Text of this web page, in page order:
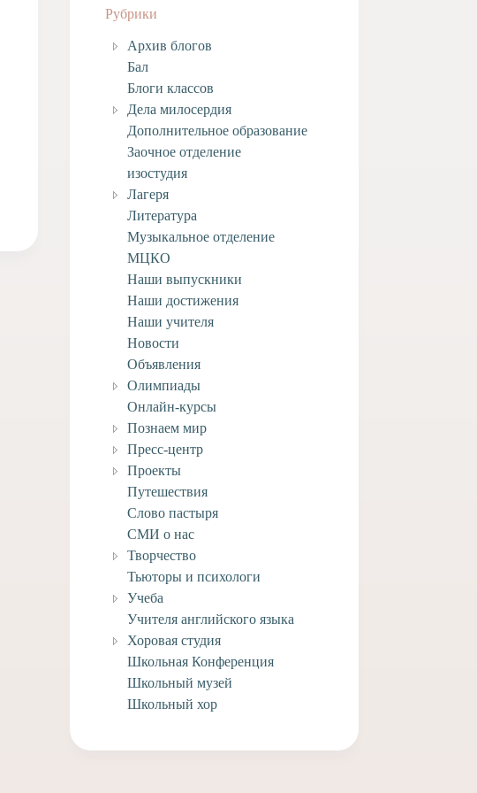
Рубрики
Архив блогов
Бал
Блоги классов
Дела милосердия
Дополнительное образование
Заочное отделение
изостудия
Лагеря
Литература
Музыкальное отделение
МЦКО
Наши выпускники
Наши достижения
Наши учителя
Новости
Объявления
Олимпиады
Онлайн-курсы
Познаем мир
Пресс-центр
Проекты
Путешествия
Слово пастыря
СМИ о нас
Творчество
Тьюторы и психологи
Учеба
Учителя английского языка
Хоровая студия
Школьная Конференция
Школьный музей
Школьный хор